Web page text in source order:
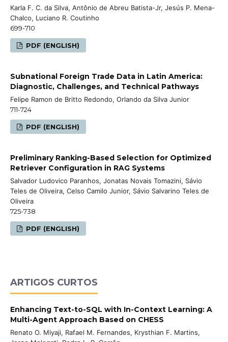
Karla F. C. da Silva, Antônio de Abreu Batista-Jr, Jesús P. Mena-
Chalco, Luciano R. Coutinho
699-710
PDF (ENGLISH)
Subnational Foreign Trade Data in Latin America:
Diagnostic, Challenges, and Technical Pathways
Felipe Ramon de Britto Redondo, Orlando da Silva Junior
711-724
PDF (ENGLISH)
Preliminary Ranking-Based Selection for Optimized
Retriever Configuration in RAG Systems
Salvador Ludovico Paranhos, Jonatas Novais Tomazini, Sávio
Teles de Oliveira, Celso Camilo Junior, Sávio Salvarino Teles de
Oliveira
725-738
PDF (ENGLISH)
ARTIGOS CURTOS
Enhancing Text-to-SQL with In-Context Learning: A
Multi-Agent Approach Based on CHESS
Renato O. Miyaji, Rafael M. Fernandes, Krysthian F. Martins,